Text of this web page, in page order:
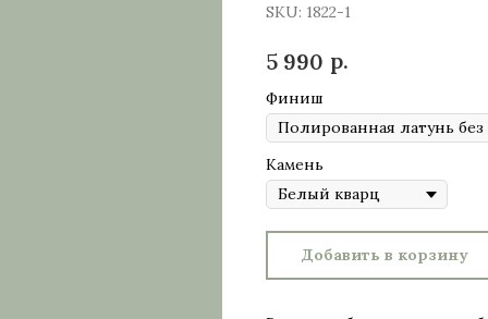
SKU: 1822-1
5 990 р.
Финиш
Камень
Добавить в корзину